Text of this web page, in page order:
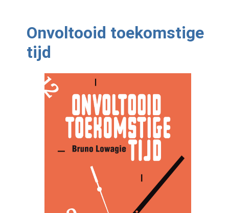
Onvoltooid toekomstige
tijd